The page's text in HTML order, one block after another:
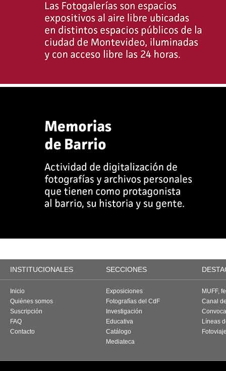
INSTITUCIONALES SECCIONES
Inicio
Quiénes somos
Suscripción
FAQ
Contacto
Exposiciones
Fotografías del CdF
Investigación
Educativa
Catálogo
Mediateca
MUFF,
Canal
Líneas